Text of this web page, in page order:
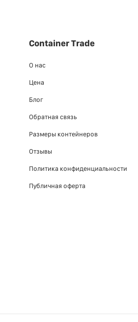
Container Trade
О нас
Цена
Блог
Обратная связь
Размеры контейнеров
Отзывы
Политика конфиденциальности
Публичная оферта